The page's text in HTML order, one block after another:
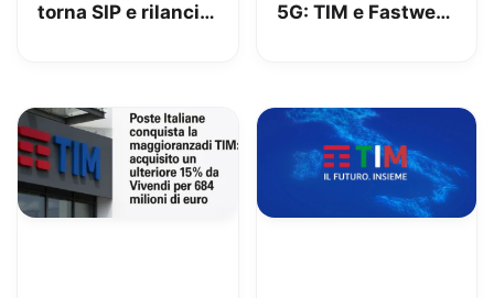
torna SIP e rilancia
5G: TIM e Fastweb
senza segnale